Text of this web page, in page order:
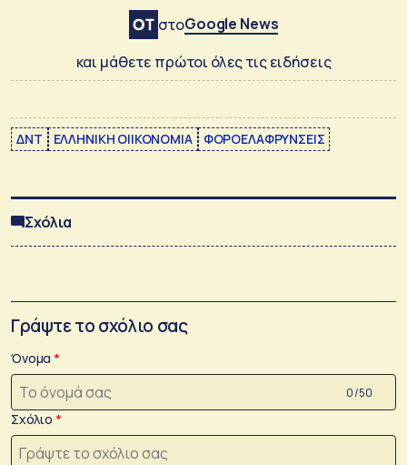
στοGoogle News
και μάθετε πρώτοι όλες τις ειδήσεις
ΔΝΤ ΕΛΛΗΝΙΚΗ ΟΙΙΚΟΝΟΜΙΑ ΦΟΡΟΕΛΑΦΡΥΝΣΕΙΣ
Σχόλια
Γράψτε το σχόλιο σας
Όνομα
0 /50
Σχόλιο